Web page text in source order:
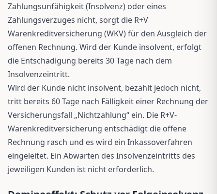
Zahlungsunfähigkeit (Insolvenz) oder eines
Zahlungsverzuges nicht, sorgt die R+V
Warenkreditversicherung (WKV) für den Ausgleich der
offenen Rechnung. Wird der Kunde insolvent, erfolgt
die Entschädigung bereits 30 Tage nach dem
Insolvenzeintritt.
Wird der Kunde nicht insolvent, bezahlt jedoch nicht,
tritt bereits 60 Tage nach Fälligkeit einer Rechnung der
Versicherungsfall „Nichtzahlung“ ein. Die R+V-
Warenkreditversicherung entschädigt die offene
Rechnung rasch und es wird ein Inkassoverfahren
eingeleitet. Ein Abwarten des Insolvenzeintritts des
jeweiligen Kunden ist nicht erforderlich.